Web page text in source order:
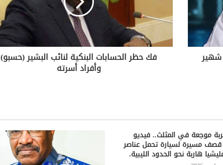
شهير فك حظر الحسابات البنكية لنائب البشير (حسبو)
وأفراد أسرته
موجعة في المثلث.. فيديو
مسيرة لسيارة تحمل عناصر
هاربة نحو الحدود الليبية.